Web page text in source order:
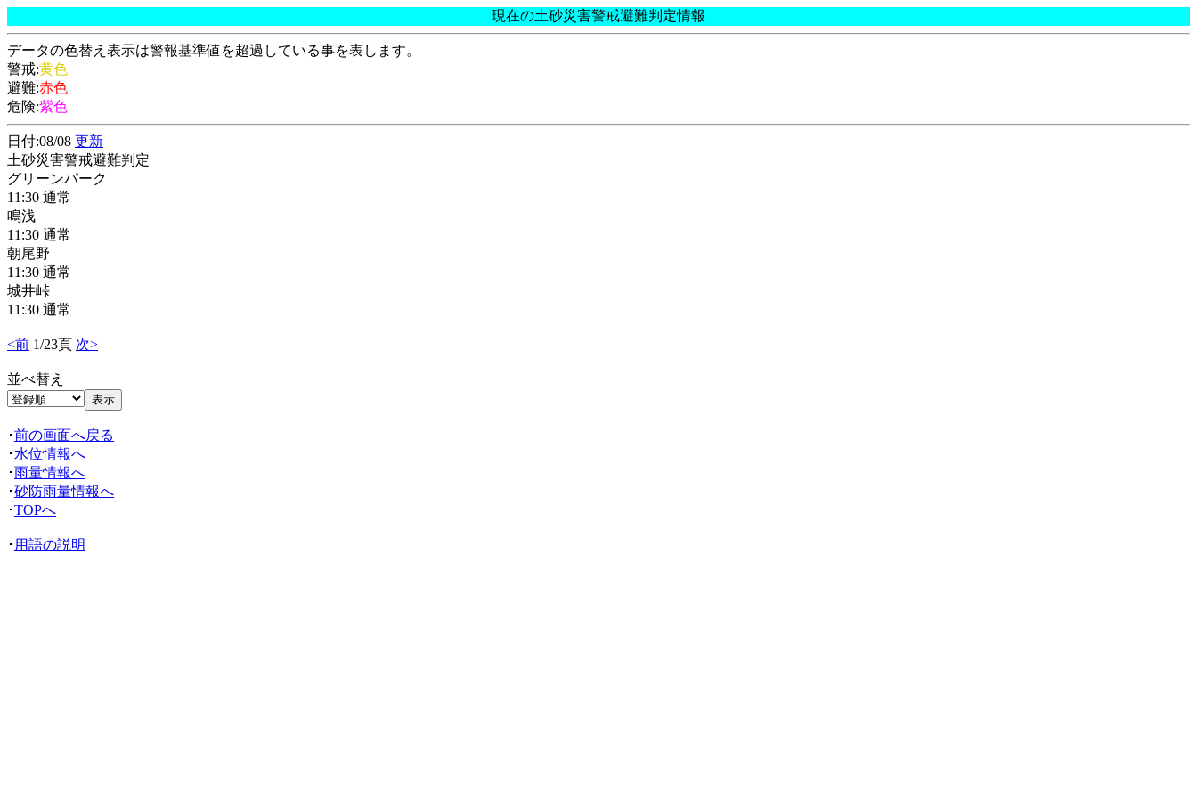
現在の土砂災害警戒避難判定情報
データの色替え表示は警報基準値を超過している事を表します。
警戒:黄色
避難:赤色
危険:紫色
日付:08/08 更新
土砂災害警戒避難判定
グリーンパーク
11:30 通常
鳴浅
11:30 通常
朝尾野
11:30 通常
城井峠
11:30 通常
<前 1/23頁 次>
並べ替え
･前の画面へ戻る
･ 水位情報へ
･雨量情報へ
･砂防雨量情報へ
･TOPへ
･ 用語の説明